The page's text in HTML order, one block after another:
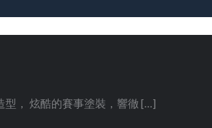
型， 炫酷的賽事塗裝，響徹 […]